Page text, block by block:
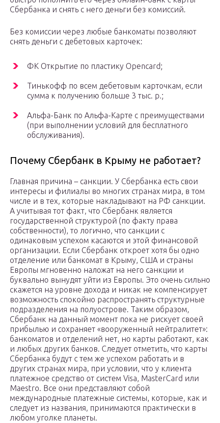
Сбербанка и снять с него деньги без комиссий.
Без комиссии через любые банкоматы позволяют
снять деньги с дебетовых карточек:
ФК Открытие по пластику Opencard;
Тинькофф по всем дебетовым карточкам, если
сумма к получению больше 3 тыс. р.;
Альфа-Банк по Альфа-Карте с преимуществами
(при выполнении условий для бесплатного
обслуживания).
Почему Сбербанк в Крыму не работает?
Главная причина – санкции. У Сбербанка есть свои
интересы и филиалы во многих странах мира, в том
числе и в тех, которые накладывают на РФ санкции.
А учитывая тот факт, что Сбербанк является
государственной структурой (по факту права
собственности), то логично, что санкции с
одинаковым успехом касаются и этой финансовой
организации. Если Сбербанк откроет хотя бы одно
отделение или банкомат в Крыму, США и страны
Европы мгновенно наложат на него санкции и
буквально вынудят уйти из Европы. Это очень сильно
скажется на уровне дохода и никак не компенсирует
возможность спокойно распространять структурные
подразделения на полуострове. Таким образом,
Сбербанк на данный момент пока не рискует своей
прибылью и сохраняет «вооруженный нейтралитет»:
банкоматов и отделений нет, но карты работают, как
и любых других банков. Следует отметить, что карты
Сбербанка будут с тем же успехом работать и в
других странах мира, при условии, что у клиента
платежное средство от систем Visa, MasterCard или
Maestro. Все они представляют собой
международные платежные системы, которые, как и
следует из названия, принимаются практически в
любом уголке планеты.